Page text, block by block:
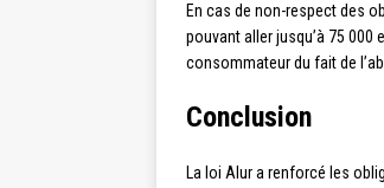
En cas de non-respect des
pouvant aller jusqu’à 75
consommateur du fait de
Conclusion
La loi Alur a renforcé les